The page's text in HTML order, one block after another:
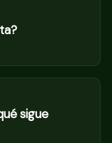
sigue